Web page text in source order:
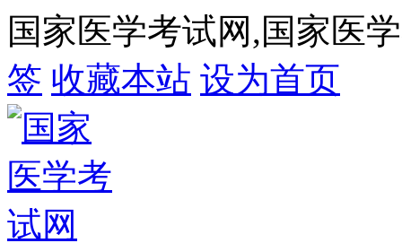
国家医学考试网,国家医
签 收藏本站 设为首页